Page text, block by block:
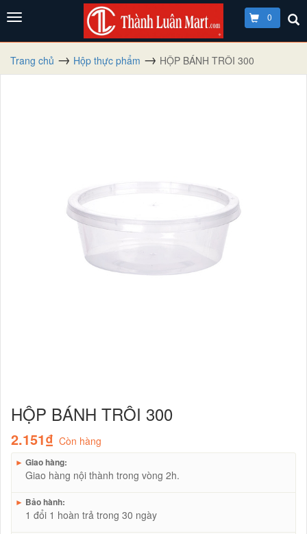
0
Trang chủ Hộp thực phẩm HỘP BÁNH TRÔI 300
HỘP BÁNH TRÔI 300
2.151₫ Còn hàng
► Giao hàng:
Giao hàng nội thành trong vòng 2h.
► Bảo hành:
1 đổi 1 hoàn trả trong 30 ngày